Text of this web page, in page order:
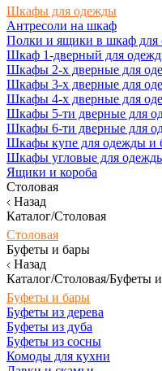
Шкафы для одежды
Антресоли на шкаф
Полки и ящики в шкаф для
Шкаф 1-дверный для
Шкафы 2-х дверные для
Шкафы 3-х дверные для
Шкафы 4-х дверные для
Шкафы 5-ти дверные для
Шкафы 6-ти дверные для
Шкафы купе для одежды и
Шкафы угловые для
Ящики и короба
Столовая
Назад
Каталог/Столовая
Столовая
Буфеты и бары
Назад
Каталог/Столовая/Буфеты
Буфеты и бары
Буфеты из дерева
Буфеты из дуба
Буфеты из сосны
Комоды для кухни